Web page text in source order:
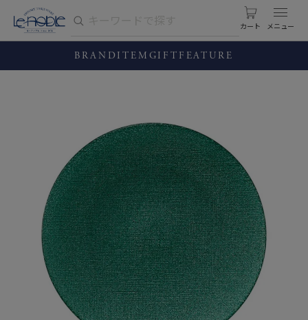
カート
BRANDITEM GIFT FEATURE